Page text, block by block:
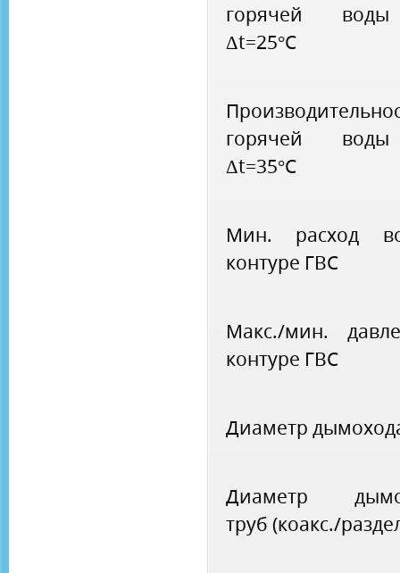
горячей
Δt=25°C
горячей
Δt=35°C
Мин. расход
контуре ГВС
Макс./мин.
контуре ГВС
Диаметр
Диаметр
труб (коакс./